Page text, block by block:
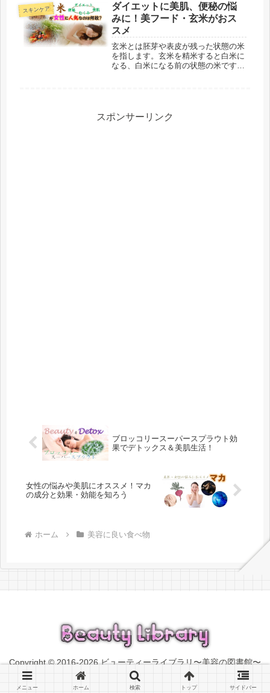
してトップランクに位置する便秘や肌
荒れ、貧血、むくみなどに有効な成分
が...
スキンケア
ダイエットに美肌、便秘の悩
みに！美フード・玄米がおス
スメ
玄米とは胚芽や表皮が残った状態の米
を指します。玄米を精米すると白米に
なる、白米になる前の状態の米です。
維と...
スポンサーリンク
ブロッコリースーパースプラウト効
果でデトックス＆美肌生活！
女性の悩みや美肌にオススメ！マカ
の成分と効果・効能を知ろう
ホーム 美容に良い食べ物
Copyright © 2016-2026 ビューティーライブラリ〜美容の図書館〜
All Rights Reserved.
メニュー ホーム 検索 トップ サイドバー